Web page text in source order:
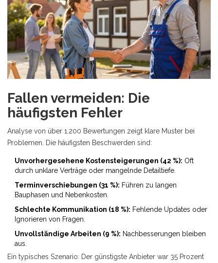
Fallen vermeiden: Die
häufigsten Fehler
Analyse von über 1.200 Bewertungen zeigt klare Muster bei
Problemen. Die häufigsten Beschwerden sind:
Unvorhergesehene Kostensteigerungen (42 %): Oft
durch unklare Verträge oder mangelnde Detailtiefe.
Terminverschiebungen (31 %): Führen zu langen
Bauphasen und Nebenkosten.
Schlechte Kommunikation (18 %): Fehlende Updates oder
Ignorieren von Fragen.
Unvollständige Arbeiten (9 %): Nachbesserungen bleiben
aus.
Ein typisches Szenario: Der günstigste Anbieter war 35 Prozent